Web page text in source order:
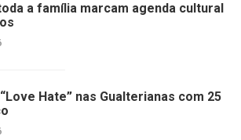
a família marcam agenda cultural
Hate” nas Gualterianas com 25